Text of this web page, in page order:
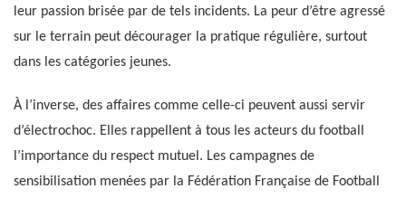
leur passion brisée par de tels incidents. La peur d’être agressé
sur le terrain peut décourager la pratique régulière, surtout
dans les catégories jeunes.
À l’inverse, des affaires comme celle-ci peuvent aussi servir
d’électrochoc. Elles rappellent à tous les acteurs du football
l’importance du respect mutuel. Les campagnes de
sensibilisation menées par la Fédération Française de Football